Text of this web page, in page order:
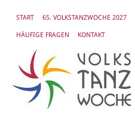
START 65. VOLKSTANZWOCHE 2027
HÄUFIGE FRAGEN KONTAKT